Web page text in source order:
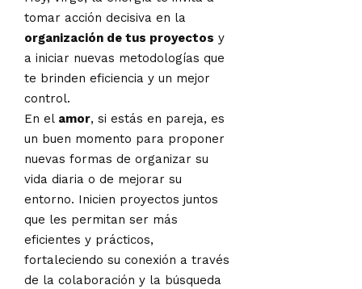
tomar acción decisiva en la
organización de tus proyectos y
a iniciar nuevas metodologías que
te brinden eficiencia y un mejor
control.
En el amor, si estás en pareja, es
un buen momento para proponer
nuevas formas de organizar su
vida diaria o de mejorar su
entorno. Inicien proyectos juntos
que les permitan ser más
eficientes y prácticos,
fortaleciendo su conexión a través
de la colaboración y la búsqueda